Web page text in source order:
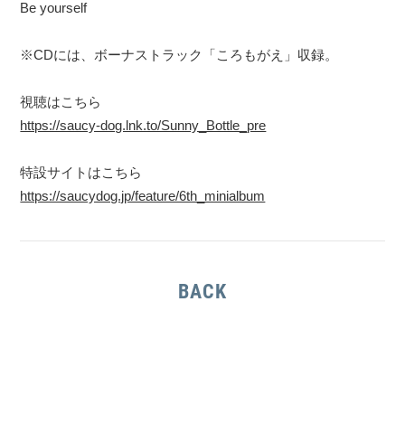
Be yourself
※CDには、ボーナストラック「ころもがえ」収録。
視聴はこちら
https://saucy-dog.lnk.to/Sunny_Bottle_pre
特設サイトはこちら
https://saucydog.jp/feature/6th_minialbum
BACK